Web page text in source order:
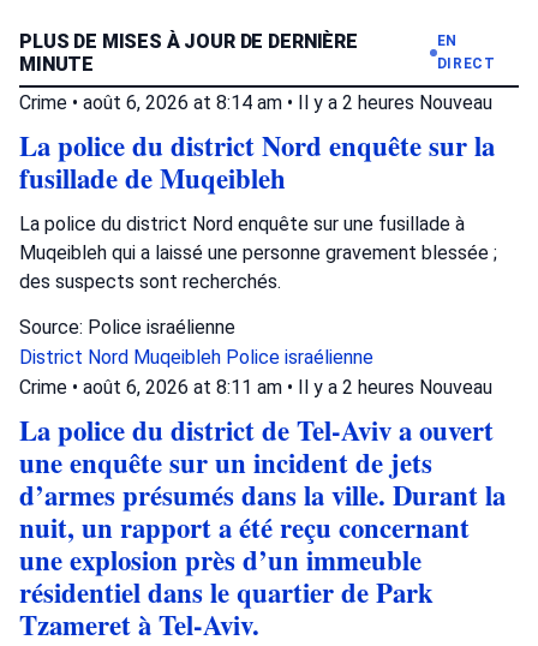
PLUS DE MISES À JOUR DE DERNIÈRE
MINUTE
EN
DIRECT
Crime • août 6, 2026 at 8:14 am • Il y a 2 heures Nouveau
La police du district Nord enquête sur la
fusillade de Muqeibleh
La police du district Nord enquête sur une fusillade à
Muqeibleh qui a laissé une personne gravement blessée ;
des suspects sont recherchés.
Source: Police israélienne
District Nord Muqeibleh Police israélienne
Crime • août 6, 2026 at 8:11 am • Il y a 2 heures Nouveau
La police du district de Tel-Aviv a ouvert
une enquête sur un incident de jets
d’armes présumés dans la ville. Durant la
nuit, un rapport a été reçu concernant
une explosion près d’un immeuble
résidentiel dans le quartier de Park
Tzameret à Tel-Aviv.